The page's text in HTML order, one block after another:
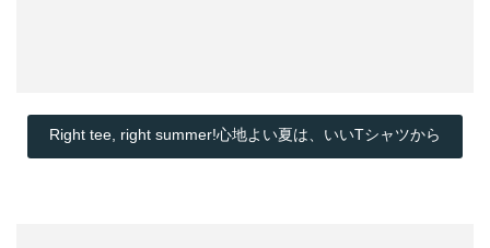
Right tee, right summer!心地よい夏は、いいTシャツから